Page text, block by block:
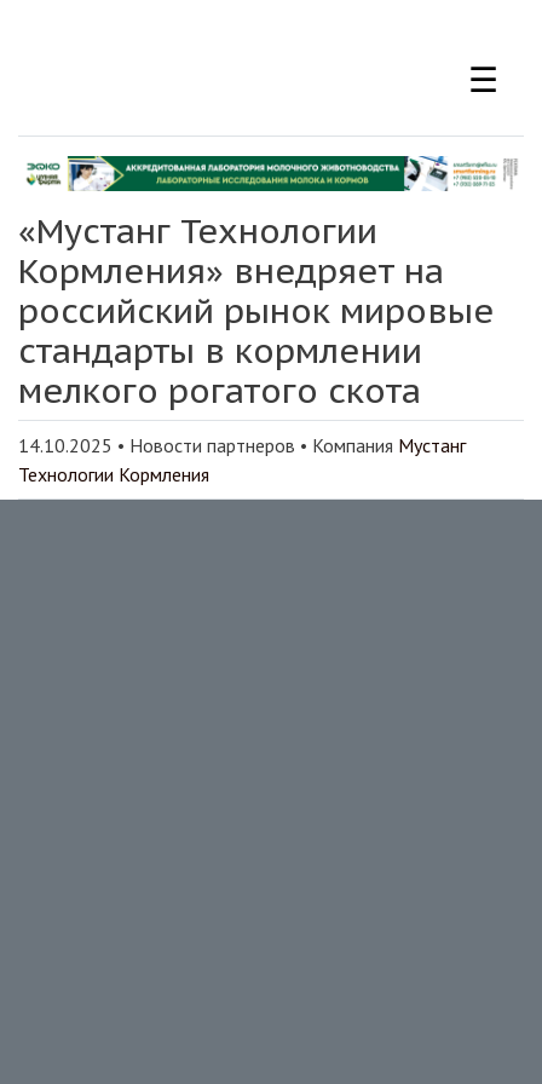
☰
«Мустанг Технологии
Кормления» внедряет на
российский рынок мировые
стандарты в кормлении
мелкого рогатого скота
14.10.2025 • Новости партнеров • Компания Мустанг
Технологии Кормления